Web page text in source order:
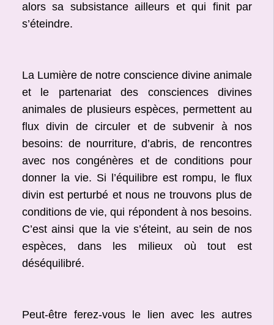
alors sa subsistance ailleurs et qui finit par
s’éteindre.
La Lumière de notre conscience divine animale
et le partenariat des consciences divines
animales de plusieurs espèces, permettent au
flux divin de circuler et de subvenir à nos
besoins: de nourriture, d’abris, de rencontres
avec nos congénères et de conditions pour
donner la vie. Si l’équilibre est rompu, le flux
divin est perturbé et nous ne trouvons plus de
conditions de vie, qui répondent à nos besoins.
C’est ainsi que la vie s’éteint, au sein de nos
espèces, dans les milieux où tout est
déséquilibré.
Peut-être ferez-vous le lien avec les autres